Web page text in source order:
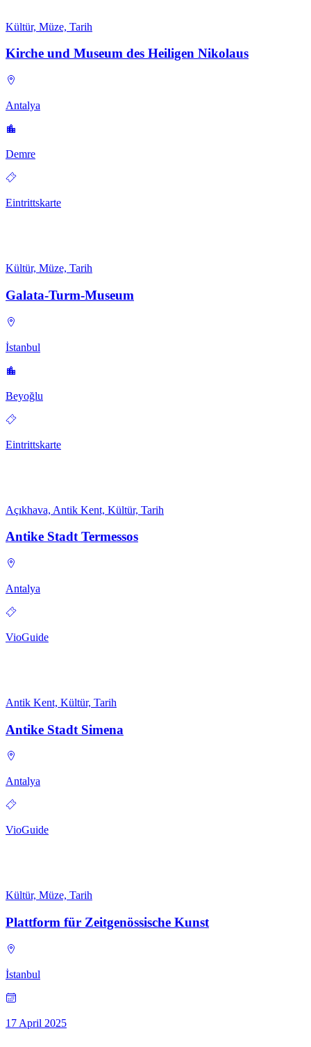
Kültür, Müze, Tarih
Kirche und Museum des Heiligen Nikolaus
Antalya
Demre
Eintrittskarte
Kültür, Müze, Tarih
Galata-Turm-Museum
İstanbul
Beyoğlu
Eintrittskarte
Açıkhava, Antik Kent, Kültür, Tarih
Antike Stadt Termessos
Antalya
VioGuide
Antik Kent, Kültür, Tarih
Antike Stadt Simena
Antalya
VioGuide
Kültür, Müze, Tarih
Plattform für Zeitgenössische Kunst
İstanbul
17 April 2025